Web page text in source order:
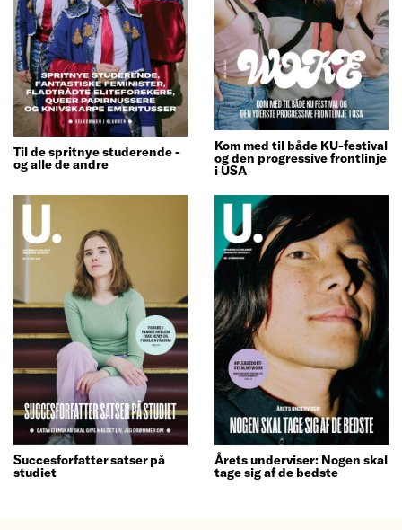
Til de spritnye studerende -
og alle de andre
Kom med til både KU-festival
og den progressive frontlinje
i USA
Succesforfatter satser på
studiet
Årets underviser: Nogen skal
tage sig af de bedste